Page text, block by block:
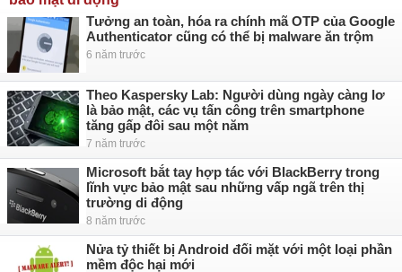
Tưởng an toàn, hóa ra chính mã OTP của Google
Authenticator cũng có thể bị malware ăn trộm
6 năm trước
Theo Kaspersky Lab: Người dùng ngày càng lơ
là bảo mật, các vụ tấn công trên smartphone
tăng gấp đôi sau một năm
7 năm trước
Microsoft bắt tay hợp tác với BlackBerry trong
lĩnh vực bảo mật sau những vấp ngã trên thị
trường di động
8 năm trước
Nửa tỷ thiết bị Android đối mặt với một loại phần
mềm độc hại mới